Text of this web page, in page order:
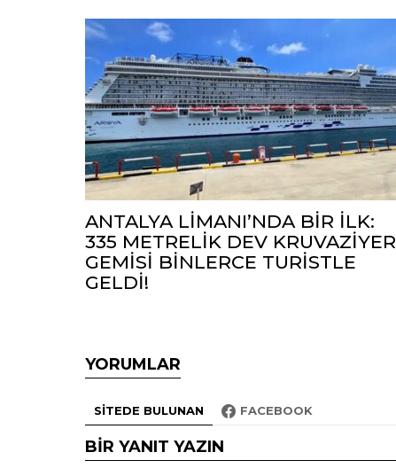
ANTALYA LİMANI’NDA BİR İLK:
335 METRELİK DEV KRUVAZİYER
GEMİSİ BİNLERCE TURİSTLE
GELDİ!
YORUMLAR
SITEDE BULUNAN FACEBOOK
BIR YANIT YAZIN